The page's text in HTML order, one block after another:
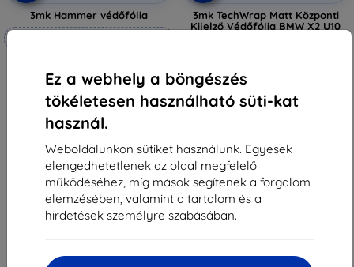
Ez a webhely a böngészés
tökéletesen használható süti-kat
használ.
Weboldalunkon sütiket használunk. Egyesek
elengedhetetlenek az oldal megfelelő
működéséhez, míg mások segítenek a forgalom
elemzésében, valamint a tartalom és a
hirdetések személyre szabásában.
3mk Hammer védőfólia
6 291 Ft
Raktáron 4 darab
3mk TechWrap Matt Központi
Kijelző Védőfólia BMW X2 U10
16 010 Ft
Raktáron > 5 darab
Összes találat6.